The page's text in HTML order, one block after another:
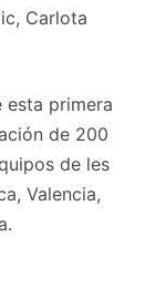
Carlota
esta primera
de 200
de les
Valencia,